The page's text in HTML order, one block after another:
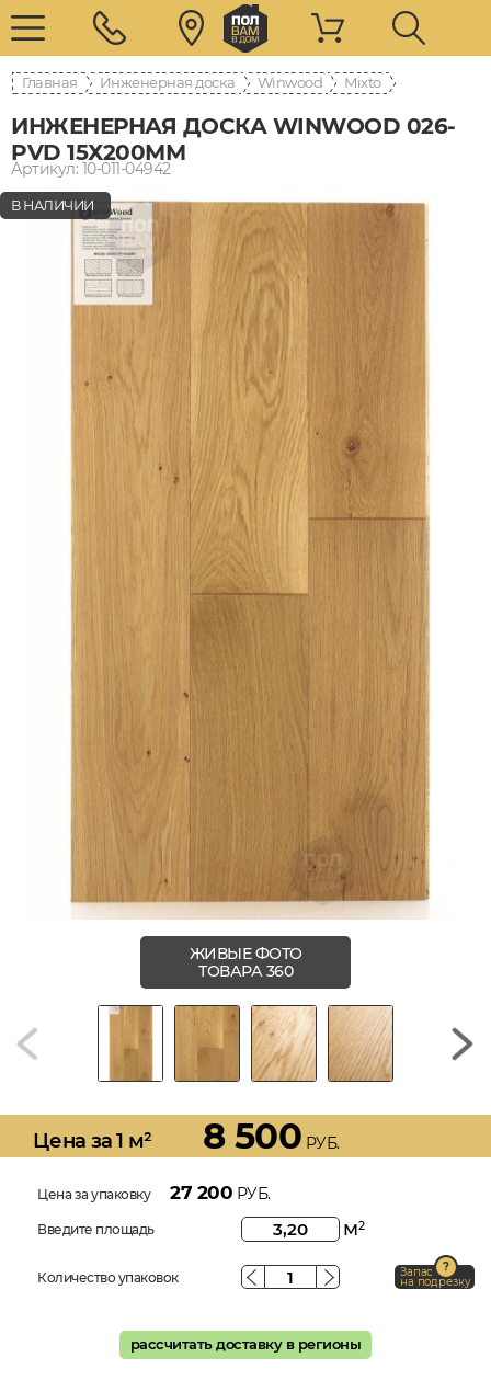
Главная Инженерная доска Winwood Mixto
ИНЖЕНЕРНАЯ ДОСКА WINWOOD 026-
PVD 15Х200ММ
Артикул: 10-011-04942
В НАЛИЧИИ
ЖИВЫЕ ФОТО
ТОВАРА 360
Цена за 1 м² 8 500 РУБ.
Цена за упаковку 27 200 РУБ.
Введите площадь м2
Количество упаковок Запас
на подрезку
рассчитать доставку в регионы